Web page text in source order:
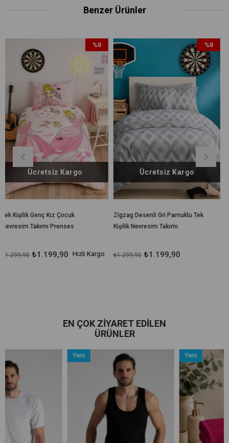
Benzer Ürünler
İndirim
%8İndirim
Hızlı Kargo
Zigzag Desenli Gri Pamuklu Tek
Kişilik Nevresim Takımı
₺1.199,90
₺1.299,90
Ücretsiz Kargo
Pembe Çiçek Desenli
Tek Kişilik Nevresim
₺1.299,90
Ücretsiz
EN ÇOK ZIYARET EDILEN
ÜRÜNLER